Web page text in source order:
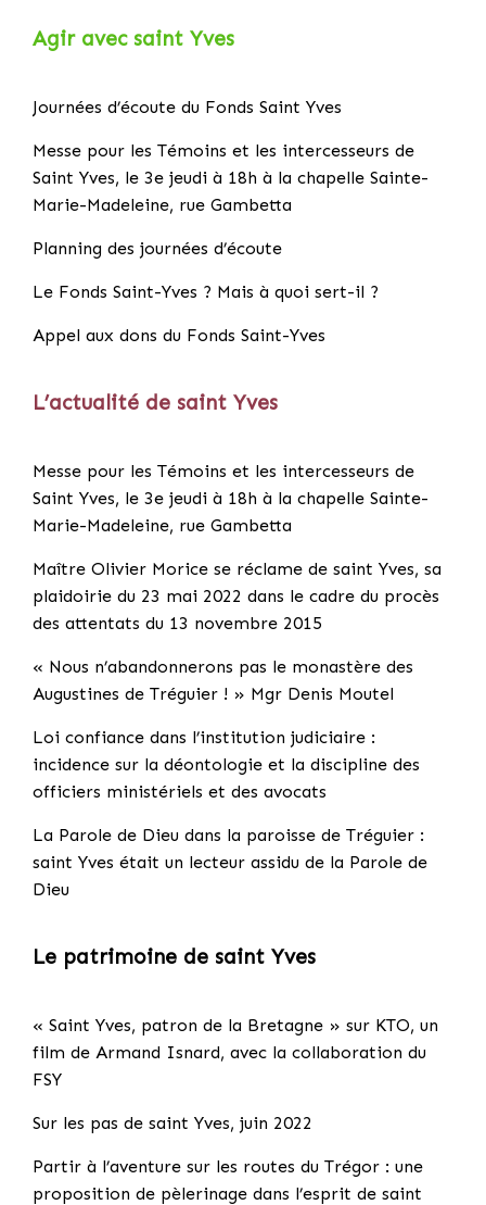
Agir avec saint Yves
Journées d’écoute du Fonds Saint Yves
Messe pour les Témoins et les intercesseurs de
Saint Yves, le 3e jeudi à 18h à la chapelle Sainte-
Marie-Madeleine, rue Gambetta
Planning des journées d’écoute
Le Fonds Saint-Yves ? Mais à quoi sert-il ?
Appel aux dons du Fonds Saint-Yves
L’actualité de saint Yves
Messe pour les Témoins et les intercesseurs de
Saint Yves, le 3e jeudi à 18h à la chapelle Sainte-
Marie-Madeleine, rue Gambetta
Maître Olivier Morice se réclame de saint Yves, sa
plaidoirie du 23 mai 2022 dans le cadre du procès
des attentats du 13 novembre 2015
« Nous n’abandonnerons pas le monastère des
Augustines de Tréguier ! » Mgr Denis Moutel
Loi confiance dans l’institution judiciaire :
incidence sur la déontologie et la discipline des
officiers ministériels et des avocats
La Parole de Dieu dans la paroisse de Tréguier :
saint Yves était un lecteur assidu de la Parole de
Dieu
Le patrimoine de saint Yves
« Saint Yves, patron de la Bretagne » sur KTO, un
film de Armand Isnard, avec la collaboration du
FSY
Sur les pas de saint Yves, juin 2022
Partir à l’aventure sur les routes du Trégor : une
proposition de pèlerinage dans l’esprit de saint